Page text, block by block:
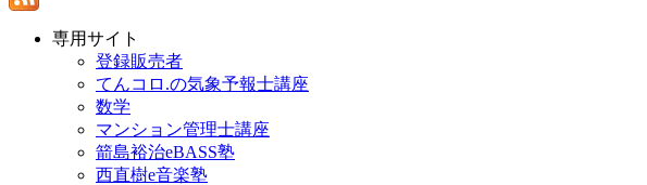
専用サイト
登録販売者
てんコロ.の気象予報士講座
数学
マンション管理士講座
箭島裕治eBASS塾
西直樹e音楽塾